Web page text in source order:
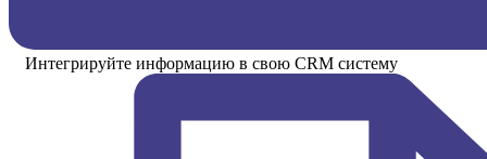
Интегрируйте информацию в свою CRM систему